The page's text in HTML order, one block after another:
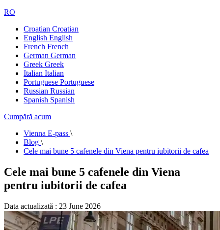
RO
Croatian Croatian
English English
French French
German German
Greek Greek
Italian Italian
Portuguese Portuguese
Russian Russian
Spanish Spanish
Cumpără acum
Vienna E-pass \
Blog \
Cele mai bune 5 cafenele din Viena pentru iubitorii de cafea
Cele mai bune 5 cafenele din Viena
pentru iubitorii de cafea
Data actualizată : 23 June 2026